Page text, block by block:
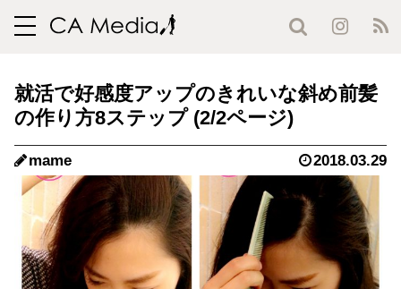
toggle
就活で好感度アップのきれいな斜め前髪
の作り方8ステップ (2/2ページ)
mame 2018.03.29